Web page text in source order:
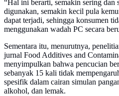
“Hal ini berarti, semakin sering dan
digunakan, semakin kecil pula
dapat terjadi, sehingga konsumen
menggunakan wadah PC secara
Sementara itu, menurutnya,
jurnal Food Additives and
menyimpulkan bahwa pencucian
sebanyak 15 kali tidak
spesifik dalam cairan simulan
alkohol, dan lemak.